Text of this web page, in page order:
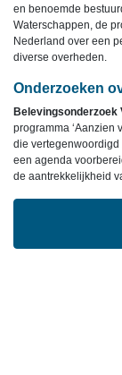
en benoemde
Waterschappen, de
Nederland over een
diverse overheden.
Onderzoeken
programma ‘Aanzien
die vertegenwoordigd
een agenda
de aantrekkelijkheid